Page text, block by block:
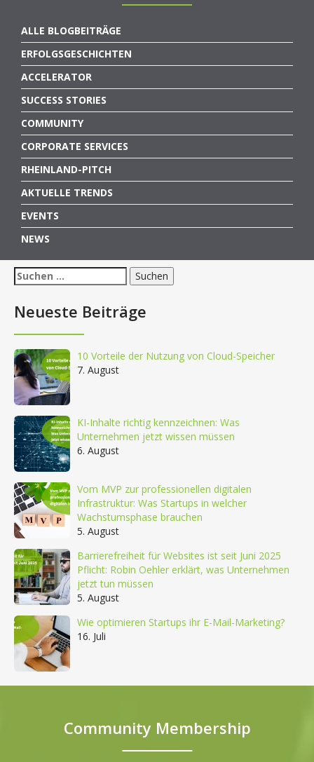
ALLE BLOGBEITRÄGE
ERFOLGSGESCHICHTEN
ACCELERATOR
SUCCESS STORIES
COMMUNITY
CORPORATE SERVICES
RHEINLAND-PITCH
AKTUELLE TRENDS
EVENTS
NEWS
Suchen
nach:
Neueste Beiträge
10 Vorteile der Nutzung von Cloud-Speicher
7. August
KI-Inhalte richtig kennzeichnen: Was
Unternehmen jetzt wissen müssen
6. August
Vom MVP zur professionellen digitalen
Infrastruktur: Was Startups in welcher
Wachstumsphase brauchen
5. August
Barrierefreiheit für Websites ist seit Juni 2025
Pflicht: Robin Oehler erklärt, was Unternehmen
jetzt tun müssen
5. August
Wie optimieren Startups ihr E-Mail-Marketing?
16. Juli
Community Membership